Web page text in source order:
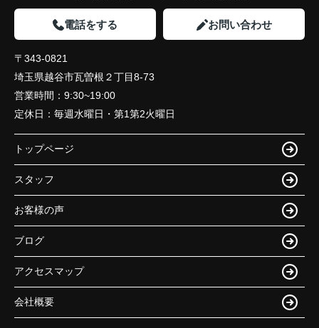
電話をする お問い合わせ
〒343-0821
埼玉県越谷市瓦曽根２丁目8-73
営業時間： 9:30~19:00
定休日： 毎週水曜日・第1第2火曜日
トップページ
スタッフ
お客様の声
ブログ
アクセスマップ
会社概要